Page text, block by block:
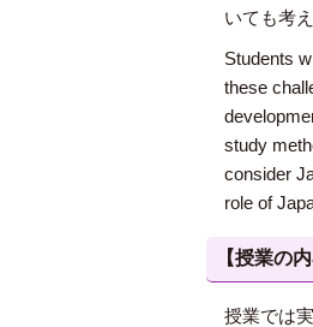
いても考
Students
these
study
consider
role of
【授業の
授業では